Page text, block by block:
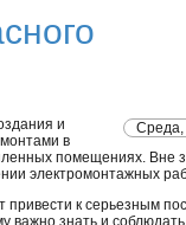
Среда,
и
в
помещениях. Вне
электромонтажных
к серьезным
важно знать и